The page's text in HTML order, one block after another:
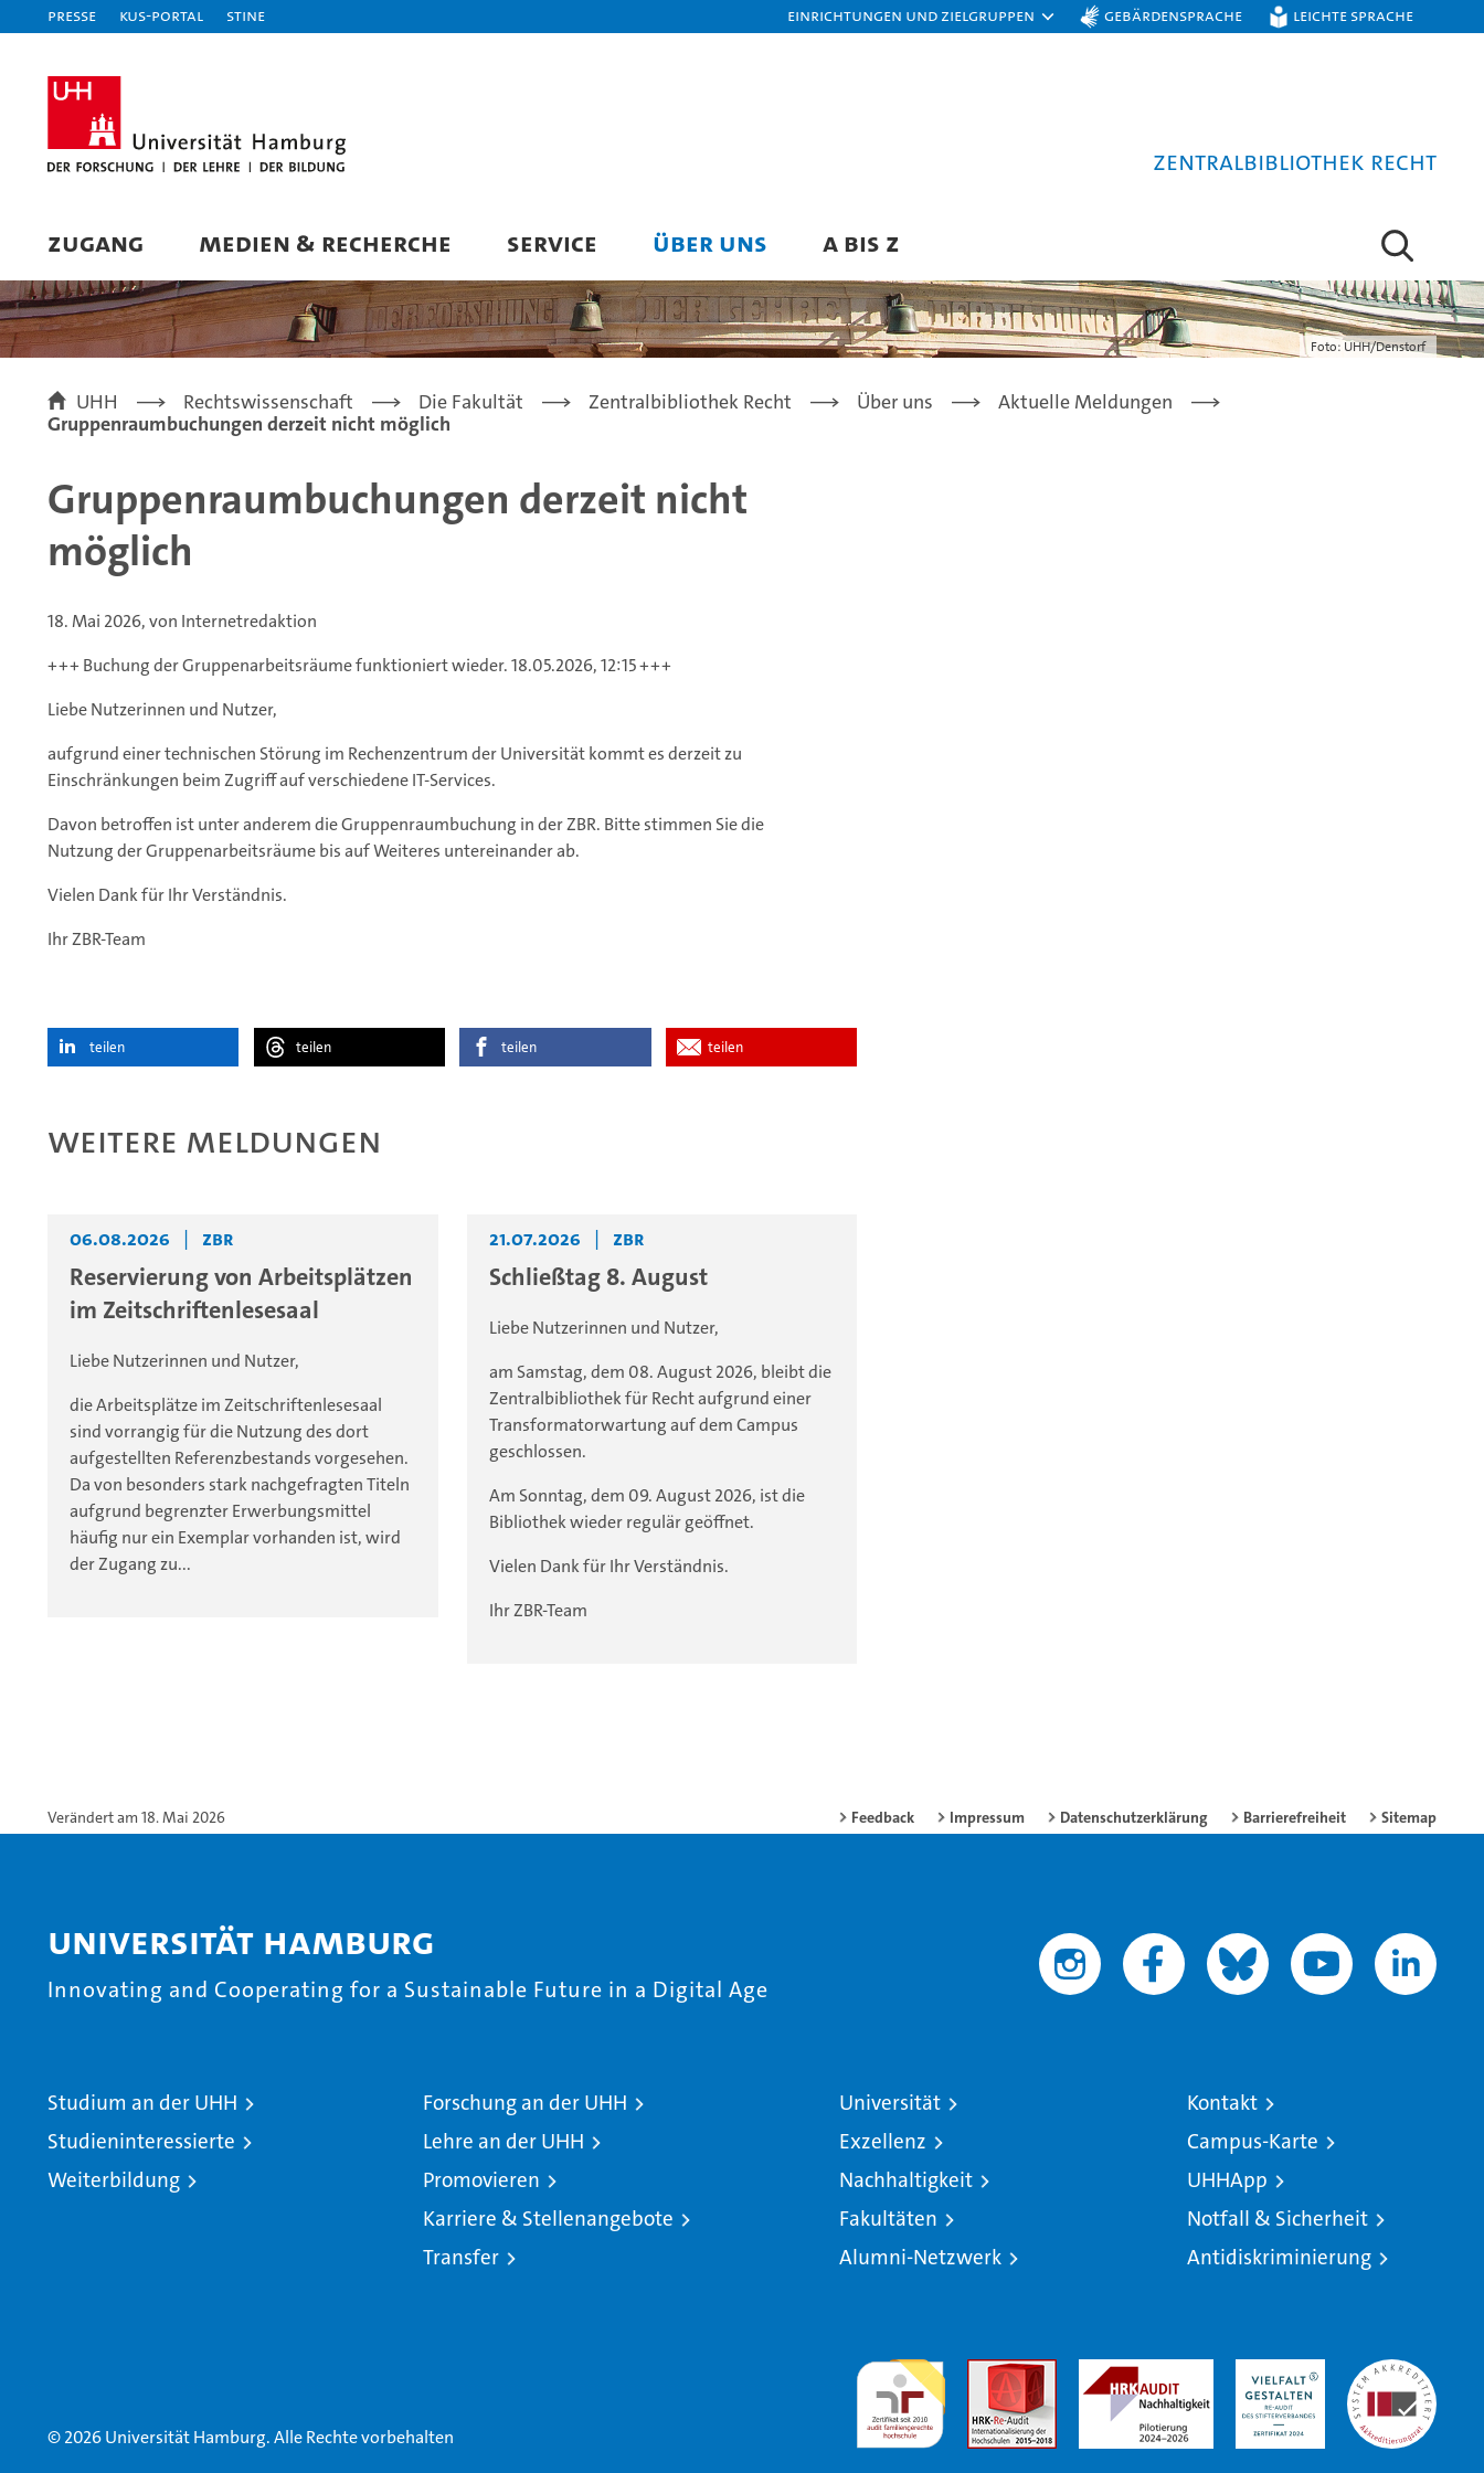
Presse KUS-Portal STiNE Einrichtungen und Zielgruppen Gebärdensprache Leichte Sprache
Zentralbibliothek Recht
ZUGANG MEDIEN & RECHERCHE SERVICE ÜBER UNS A BIS Z
Foto: UHH/Denstorf
UHH Rechtswissenschaft Die Fakultät Zentralbibliothek Recht Über uns
Aktuelle Meldungen
Gruppenraumbuchungen derzeit nicht möglich
Gruppenraumbuchungen derzeit nicht
möglich
18. Mai 2026, von Internetredaktion
+++ Buchung der Gruppenarbeitsräume funktioniert wieder. 18.05.2026, 12:15 +++
Liebe Nutzerinnen und Nutzer,
aufgrund einer technischen Störung im Rechenzentrum der Universität kommt es derzeit zu
Einschränkungen beim Zugriff auf verschiedene IT-Services.
Davon betroffen ist unter anderem die Gruppenraumbuchung in der ZBR. Bitte stimmen Sie die
Nutzung der Gruppenarbeitsräume bis auf Weiteres untereinander ab.
Vielen Dank für Ihr Verständnis.
Ihr ZBR-Team
teilen teilen teilen teilen
Weitere Meldungen
06.08.2026 | ZBR
Reservierung von Arbeitsplätzen
im Zeitschriftenlesesaal
Liebe Nutzerinnen und Nutzer,
die Arbeitsplätze im Zeitschriftenlesesaal
sind vorrangig für die Nutzung des dort
aufgestellten Referenzbestands vorgesehen.
Da von besonders stark nachgefragten Titeln
aufgrund begrenzter Erwerbungsmittel
häufig nur ein Exemplar vorhanden ist, wird
der Zugang zu...
21.07.2026 | ZBR
Schließtag 8. August
Liebe Nutzerinnen und Nutzer,
am Samstag, dem 08. August 2026, bleibt die
Zentralbibliothek für Recht aufgrund einer
Transformatorwartung auf dem Campus
geschlossen.
Am Sonntag, dem 09. August 2026, ist die
Bibliothek wieder regulär geöffnet.
Vielen Dank für Ihr Verständnis.
Ihr ZBR-Team
Verändert am 18. Mai 2026 Feedback Impressum Datenschutzerklärung Barrierefreiheit Sitemap
Universität Hamburg
Innovating and Cooperating for a Sustainable Future in a Digital Age
Studium an der UHH
Studieninteressierte
Weiterbildung
Forschung an der UHH
Lehre an der UHH
Promovieren
Karriere & Stellenangebote
Transfer
Universität
Exzellenz
Nachhaltigkeit
Fakultäten
Alumni-Netzwerk
Kontakt
Campus-Karte
UHHApp
Notfall & Sicherheit
Antidiskriminierung
© 2026 Universität Hamburg. Alle Rechte vorbehalten